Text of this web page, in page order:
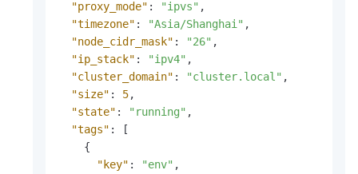
"proxy_mode" : "ipvs" ,
"timezone" : "Asia/Shanghai" ,
"node_cidr_mask" : "26" ,
"ip_stack" : "ipv4" ,
"cluster_domain" : "cluster.local" ,
"size" : 5,
"state" : "running" ,
"tags" :
[
{
"key" : "env" ,